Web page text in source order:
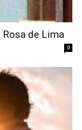
Rosa de Lima
0